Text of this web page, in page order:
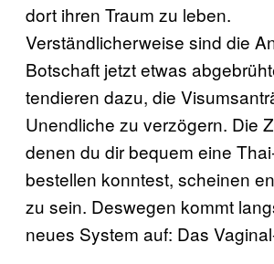
dort ihren Traum zu leben.
Verständlicherweise sind die
Botschaft jetzt etwas
tendieren dazu, die
Unendliche zu verzögern. Die
denen du dir bequem eine
bestellen konntest, scheinen
zu sein. Deswegen kommt
neues System auf: Das